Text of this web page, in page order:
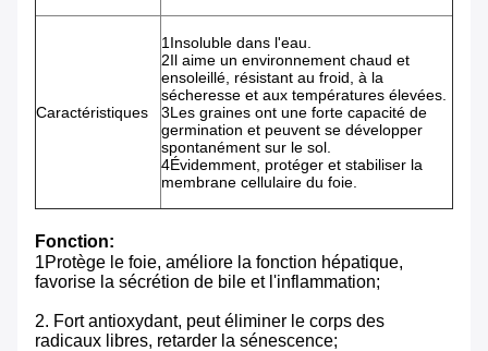
Caractéristiques
1Insoluble dans l'eau.
2Il aime un environnement chaud et
ensoleillé, résistant au froid, à la
sécheresse et aux températures élevées.
3Les graines ont une forte capacité de
germination et peuvent se développer
spontanément sur le sol.
4Évidemment, protéger et stabiliser la
membrane cellulaire du foie.
Fonction:
1Protège le foie, améliore la fonction hépatique,
favorise la sécrétion de bile et l'inflammation;
2. Fort antioxydant, peut éliminer le corps des
radicaux libres, retarder la sénescence;